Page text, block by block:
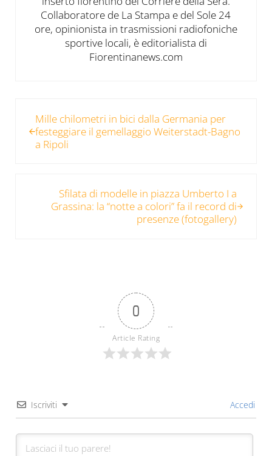
Collaboratore de La Stampa e del Sole 24
ore, opinionista in trasmissioni radiofoniche
sportive locali, è editorialista di
Fiorentinanews.com
Mille chilometri in bici dalla Germania per
festeggiare il gemellaggio Weiterstadt-Bagno
a Ripoli
Sfilata di modelle in piazza Umberto I a
Grassina: la “notte a colori” fa il record di
presenze (fotogallery)
0
Article Rating
Iscriviti Accedi